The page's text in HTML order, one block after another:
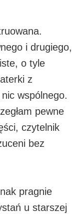
i drugiego,
o tyle
z
wspólnego.
pewne
czytelnik
bez
pragnie
u starszej